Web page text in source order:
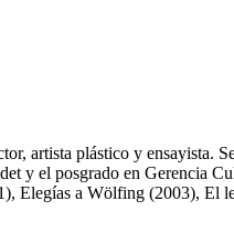
artista plástico y ensayista.
y el posgrado en Gerencia
Elegías a Wölfing (2003), El